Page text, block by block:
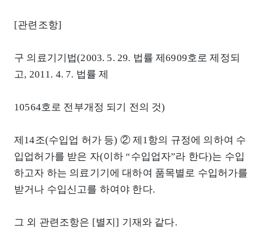
[관련조항]
구 의료기기법(2003. 5. 29. 법률 제6909호로 제정되
고, 2011. 4. 7. 법률 제
10564호로 전부개정 되기 전의 것)
제14조(수입업 허가 등) ② 제1항의 규정에 의하여 수
입업허가를 받은 자(이하 “수입업자”라 한다)는 수입
하고자 하는 의료기기에 대하여 품목별로 수입허가를
받거나 수입신고를 하여야 한다.
그 외 관련조항은 [별지] 기재와 같다.